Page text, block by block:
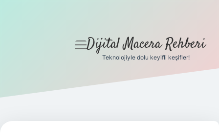
Gizlilik Politikası
Yasal Uyarı
menüyü
Dijital Macera Rehberi
Teknolojiyle dolu keyifli keşifler!